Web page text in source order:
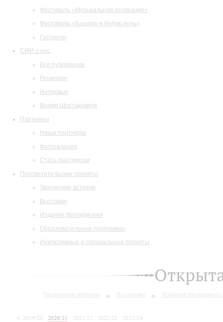
Фестиваль «Музыкальная коллекция»
Фестиваль «Барокко в белую ночь»
Гастроли
СМИ о нас
Все публикации
Рецензии
Интервью
Время Шостаковича
Партнеры
Наши партнеры
Фотогалерея
Стать партнером
Просветительские проекты
Творческие встречи
Выставки
Издания филармонии
Образовательные программы
Инклюзивные и специальные проекты
Творческие встречи Выставки Издания
2019/20 2020/21 2021/22 2022/23
2023/24